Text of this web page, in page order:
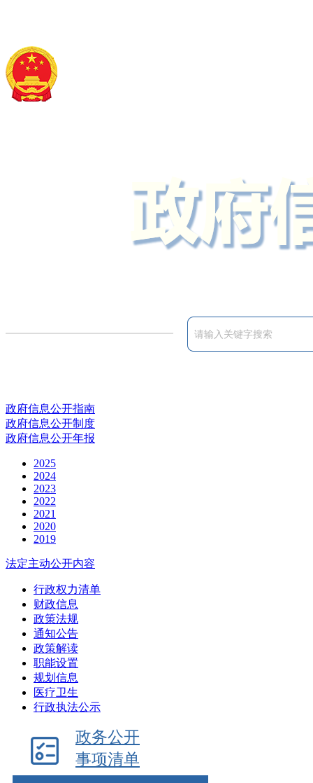
政府信息公开指南
政府信息公开制度
政府信息公开年报
2025
2024
2023
2022
2021
2020
2019
法定主动公开内容
行政权力清单
财政信息
政策法规
通知公告
政策解读
职能设置
规划信息
医疗卫生
行政执法公示
政务公开
事项清单